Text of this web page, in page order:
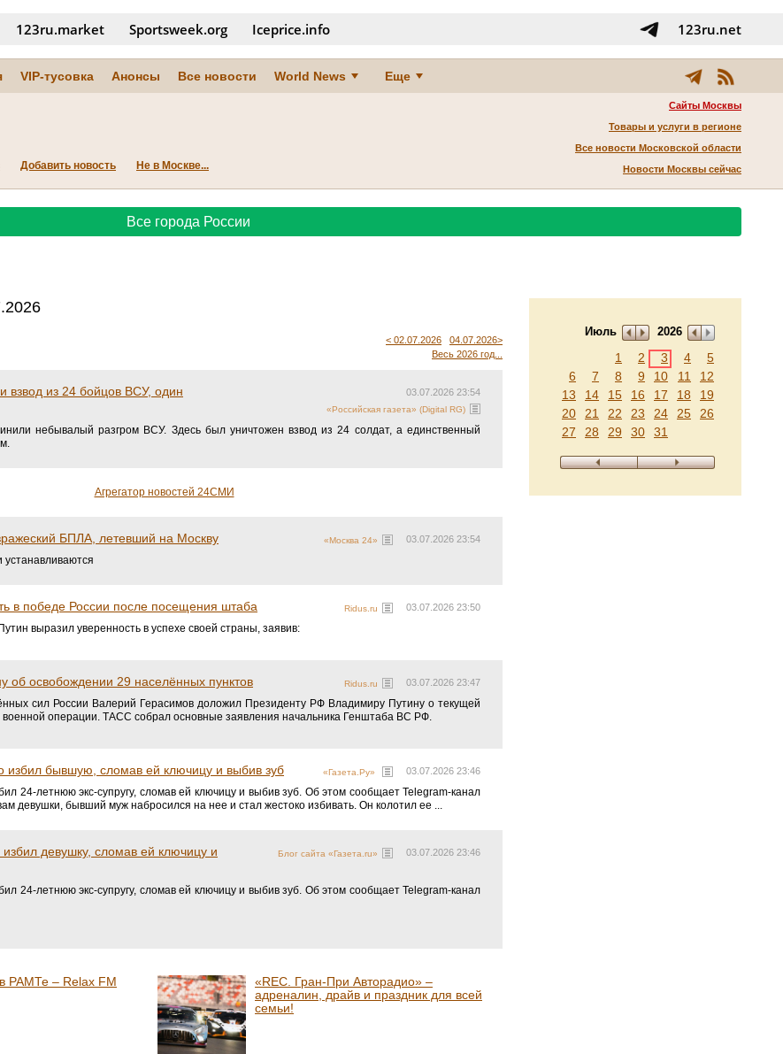
123ru.market Sportsweek.org Iceprice.info 123ru.net
VIP-тусовка Анонсы Все новости World News Еще
Сайты Москвы
Товары и услуги в регионе
Все новости Московской области
Новости Москвы сейчас
Добавить новость Не в Москве...
Все города России
Июль 2026
1 2 3 4
5
6
7 8 9 10 11
12
13
14 15 16 17 18
19
20
21 22 23 24 25
26
27
28 29 30 31
< 02.07.2026
04.07.2026>
Весь 2026 год...
03.07.2026 23:54
«Российская газета» (Digital RG)
взвод из 24 бойцов ВСУ, один
небывалый разгром ВСУ. Здесь был уничтожен взвод из 24 солдат, а единственный
Агрегатор новостей 24СМИ
03.07.2026 23:54
«Москва 24»
БПЛА, летевший на Москву
устанавливаются
03.07.2026 23:50
Ridus.ru
в победе России после посещения штаба
выразил уверенность в успехе своей страны, заявив:
03.07.2026 23:47
Ridus.ru
об освобождении 29 населённых пунктов
сил России Валерий Герасимов доложил Президенту РФ Владимиру Путину о текущей
военной операции. ТАСС собрал основные заявления начальника Генштаба ВС РФ.
03.07.2026 23:46
«Газета.Ру»
избил бывшую, сломав ей ключицу и выбив зуб
24-летнюю экс-супругу, сломав ей ключицу и выбив зуб. Об этом сообщает Telegram-канал
девушки, бывший муж набросился на нее и стал жестоко избивать. Он колотил ее ...
03.07.2026 23:46
Блог сайта «Газета.ru»
девушку, сломав ей ключицу и
24-летнюю экс-супругу, сломав ей ключицу и выбив зуб. Об этом сообщает Telegram-канал
РАМТе – Relax FM
«REC. Гран-При Авторадио» –
адреналин, драйв и праздник для всей
семьи!